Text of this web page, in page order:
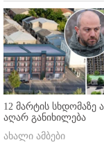
12 მარტის სხდომაზე
აღარ განიხილება
ახალი ამბები